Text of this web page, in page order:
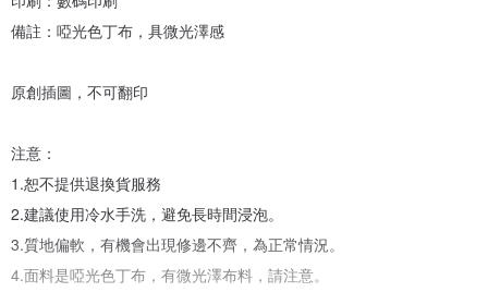
備註：啞光色丁布，具微光澤感
原創插圖，不可翻印
注意：
1.恕不提供退換貨服務
2.建議使用冷水手洗，避免長時間浸泡。
3.質地偏軟，有機會出現修邊不齊，為正常情況。
4.面料是啞光色丁布，有微光澤布料，請注意。